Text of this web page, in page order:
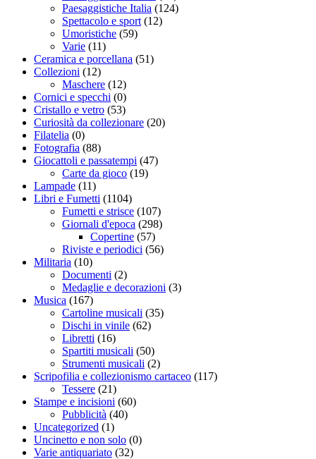
Paesaggistiche Italia (124)
Spettacolo e sport (12)
Umoristiche (59)
Varie (11)
Ceramica e porcellana (51)
Collezioni (12)
Maschere (12)
Cornici e specchi (0)
Cristallo e vetro (53)
Curiosità da collezionare (20)
Filatelia (0)
Fotografia (88)
Giocattoli e passatempi (47)
Carte da gioco (19)
Lampade (11)
Libri e Fumetti (1104)
Fumetti e strisce (107)
Giornali d'epoca (298)
Copertine (57)
Riviste e periodici (56)
Militaria (10)
Documenti (2)
Medaglie e decorazioni (3)
Musica (167)
Cartoline musicali (35)
Dischi in vinile (62)
Libretti (16)
Spartiti musicali (50)
Strumenti musicali (2)
Scripofilia e collezionismo cartaceo (117)
Tessere (21)
Stampe e incisioni (60)
Pubblicità (40)
Uncategorized (1)
Uncinetto e non solo (0)
Varie antiquariato (32)